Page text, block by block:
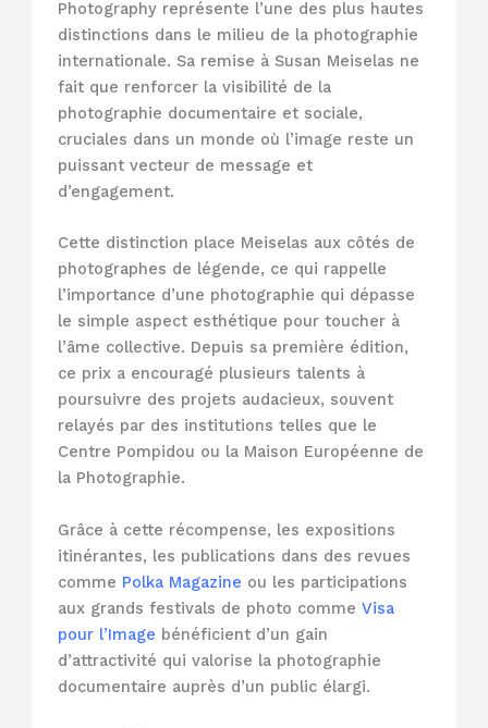
Photography représente l’une des plus hautes
distinctions dans le milieu de la photographie
internationale. Sa remise à Susan Meiselas ne
fait que renforcer la visibilité de la
photographie documentaire et sociale,
cruciales dans un monde où l’image reste un
puissant vecteur de message et
d’engagement.
Cette distinction place Meiselas aux côtés de
photographes de légende, ce qui rappelle
l’importance d’une photographie qui dépasse
le simple aspect esthétique pour toucher à
l’âme collective. Depuis sa première édition,
ce prix a encouragé plusieurs talents à
poursuivre des projets audacieux, souvent
relayés par des institutions telles que le
Centre Pompidou ou la Maison Européenne de
la Photographie.
Grâce à cette récompense, les expositions
itinérantes, les publications dans des revues
comme Polka Magazine ou les participations
aux grands festivals de photo commeVisa
pour l’Image bénéficient d’un gain
d’attractivité qui valorise la photographie
documentaire auprès d’un public élargi.